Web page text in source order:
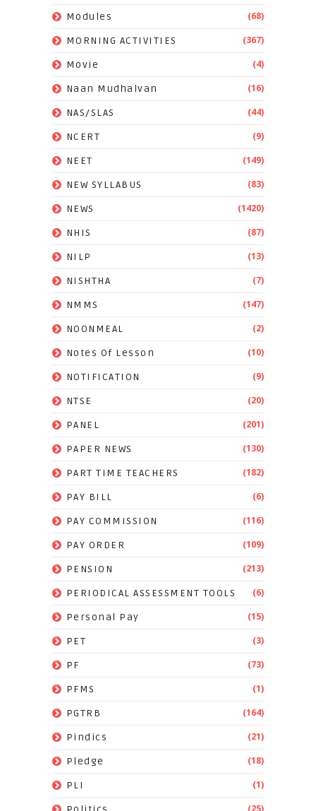
Modules (68)
MORNING ACTIVITIES (367)
Movie (4)
Naan Mudhalvan (16)
NAS/SLAS (44)
NCERT (9)
NEET (149)
NEW SYLLABUS (83)
NEWS (1420)
NHIS (87)
NILP (13)
NISHTHA (7)
NMMS (147)
NOONMEAL (2)
Notes Of Lesson (10)
NOTIFICATION (9)
NTSE (20)
PANEL (201)
PAPER NEWS (130)
PART TIME TEACHERS (182)
PAY BILL (6)
PAY COMMISSION (116)
PAY ORDER (109)
PENSION (213)
PERIODICAL ASSESSMENT TOOLS (6)
Personal Pay (15)
PET (3)
PF (73)
PFMS (1)
PGTRB (164)
Pindics (21)
Pledge (18)
PLI (1)
(25)